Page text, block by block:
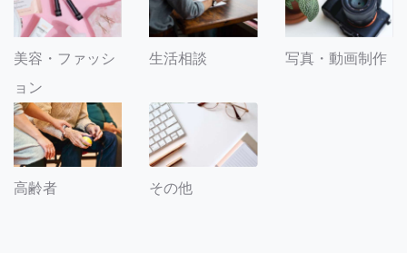
美容・ファッシ
ョン
生活相談 写真・動画制作
高齢者 その他